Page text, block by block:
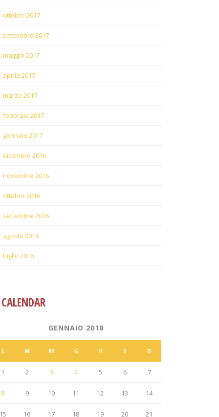
ottobre 2017
settembre 2017
maggio 2017
aprile 2017
marzo 2017
febbraio 2017
gennaio 2017
dicembre 2016
novembre 2016
ottobre 2016
settembre 2016
agosto 2016
luglio 2016
CALENDAR
GENNAIO 2018
L M M G V S D
1 2 3 4 5 6 7
8 9 10 11 12 13 14
15 16 17 18 19 20 21